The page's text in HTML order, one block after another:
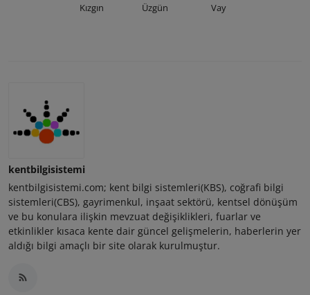
Kızgın Üzgün Vay
kentbilgisistemi
kentbilgisistemi.com; kent bilgi sistemleri(KBS), coğrafi bilgi
sistemleri(CBS), gayrimenkul, inşaat sektörü, kentsel dönüşüm
ve bu konulara ilişkin mevzuat değişiklikleri, fuarlar ve
etkinlikler kısaca kente dair güncel gelişmelerin, haberlerin yer
aldığı bilgi amaçlı bir site olarak kurulmuştur.